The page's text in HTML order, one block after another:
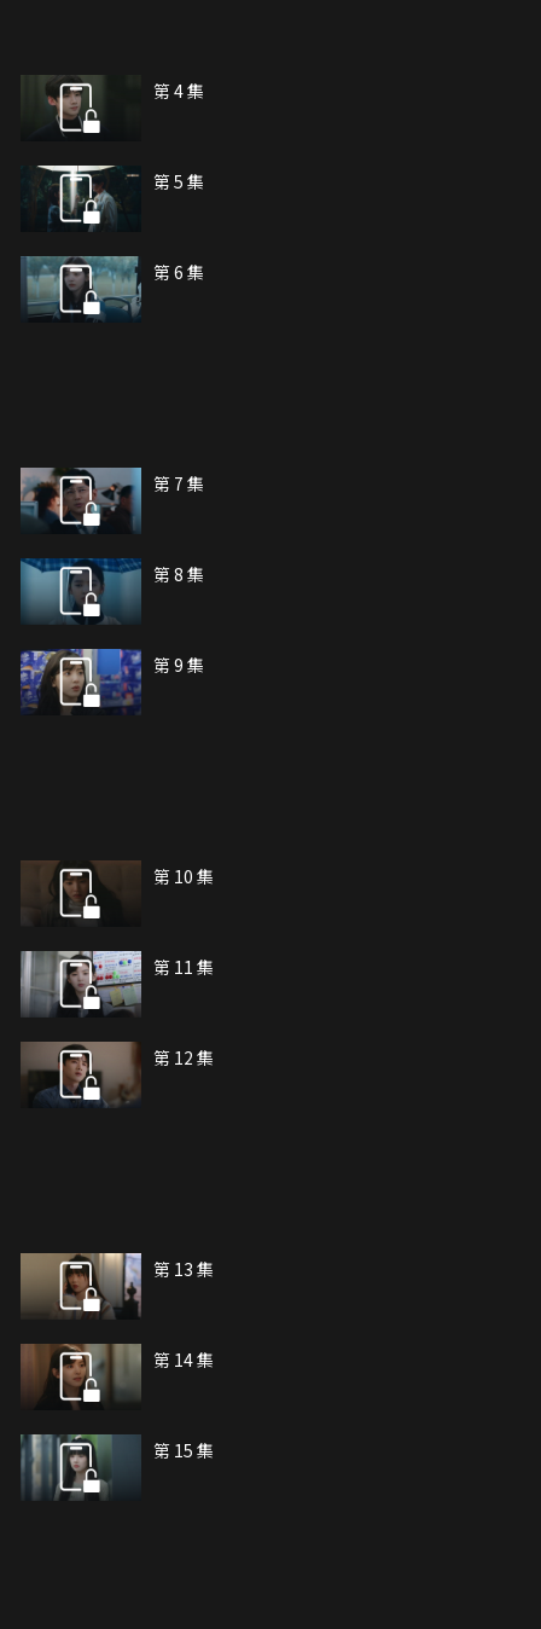
第 4 集
第 5 集
第 6 集
第 7 集
第 8 集
第 9 集
第 10 集
第 11 集
第 12 集
第 13 集
第 14 集
第 15 集